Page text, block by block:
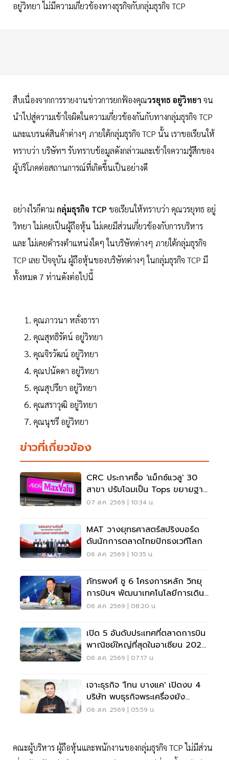
อยู่วิทยา ไม่มีความเกี่ยวข้องทางธุรกิจกับกลุ่มธุรกิจ TCP
สืบเนื่องจากการรายงานข่าวการยกฟ้องคุณวรยุทธ อยู่วิทยา จน
นำไปสู่ความเข้าใจผิดในความเกี่ยวข้องกันกับทางกลุ่มธุรกิจ TCP
และแบรนด์สินค้าต่างๆ ภายใต้กลุ่มธุรกิจ TCP นั้น เราขอเรียนให้
ทราบว่า บริษัทฯ รับทราบข้อมูลดังกล่าวและเข้าใจความรู้สึกของ
ผู้บริโภคต่อสถานการณ์ที่เกิดขึ้นเป็นอย่างดี
อย่างไรก็ตาม กลุ่มธุรกิจ TCP ขอเรียนให้ทราบว่า คุณวรยุทธ อยู่
วิทยา ไม่เคยเป็นผู้ถือหุ้น ไม่เคยมีส่วนเกี่ยวข้องกับการบริหาร
และ ไม่เคยดำรงตำแหน่งใดๆ ในบริษัทต่างๆ ภายใต้กลุ่มธุรกิจ
TCP เลย ปัจจุบัน ผู้ถือหุ้นของบริษัทต่างๆ ในกลุ่มธุรกิจ TCP มี
ทั้งหมด 7 ท่านดังต่อไปนี้
คุณภาวนา หลั่งธารา
คุณสุทธิรัตน์ อยู่วิทยา
คุณจิรวัฒน์ อยู่วิทยา
คุณปนัดดา อยู่วิทยา
คุณสุปรียา อยู่วิทยา
คุณสราวุฒิ อยู่วิทยา
คุณนุชรี อยู่วิทยา
ข่าวที่เกี่ยวข้อง
CRC ประกาศซื้อ 'แม็กซ์แวลู' 30
สาขา ปรับโฉมเป็น Tops ขยายฐาน
ลูกค้าเพิ่ม 9 แสนราย
07 ส.ค. 2569 | 10:34 น.
MAT วางยุทธศาสตร์สปริงบอร์ด
ดันนักการตลาดไทยปักธงเวทีโลก
06 ส.ค. 2569 | 10:35 น.
ภัทรพงศ์ ชู 6 โครงการหลัก วิทยุ
การบินฯ พัฒนาเทคโนโลยีการเดิน
อากาศ การบินยุคใหม่
06 ส.ค. 2569 | 08:20 น.
เปิด 5 อันดับประเทศที่ตลาดการบิน
พาณิชย์ใหญ่ที่สุดในอาเซียน 2026
เวียดนามแซงไทยแล้ว
06 ส.ค. 2569 | 07:17 น.
เจาะธุรกิจ 'โทน บางแค' เปิดงบ 4
บริษัท พบธุรกิจพระเครื่องยัง
ขาดทุน
06 ส.ค. 2569 | 05:59 น.
คณะผู้บริหาร ผู้ถือหุ้นและพนักงานของกลุ่มธุรกิจ TCP ไม่มีส่วน